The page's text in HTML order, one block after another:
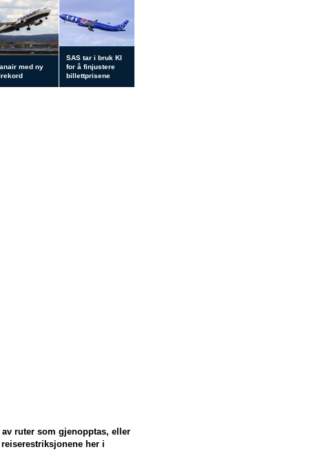
med ny
SAS tar i bruk KI
for å finjustere
billettprisene
ruter som gjenopptas, eller
her i